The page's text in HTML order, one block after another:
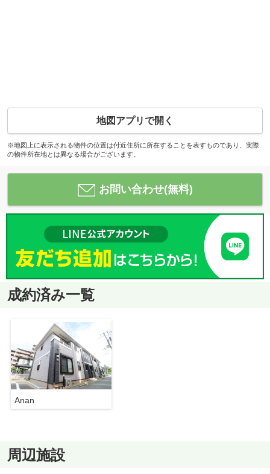
地図アプリで開く
※地図上に表示される物件の位置は付近住所に所在することを表すものであり、実際
の物件所在地とは異なる場合がございます。
お問い合わせ(無料)
成約済み一覧
Anan
周辺施設